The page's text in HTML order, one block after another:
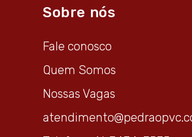
Sobre nós
Fale conosco
Quem Somos
Nossas Vagas